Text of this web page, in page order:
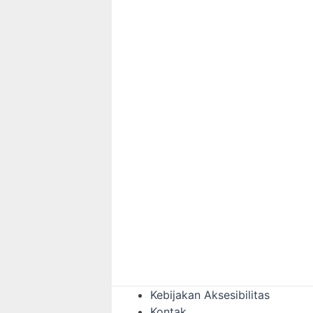
Kebijakan Aksesibilitas